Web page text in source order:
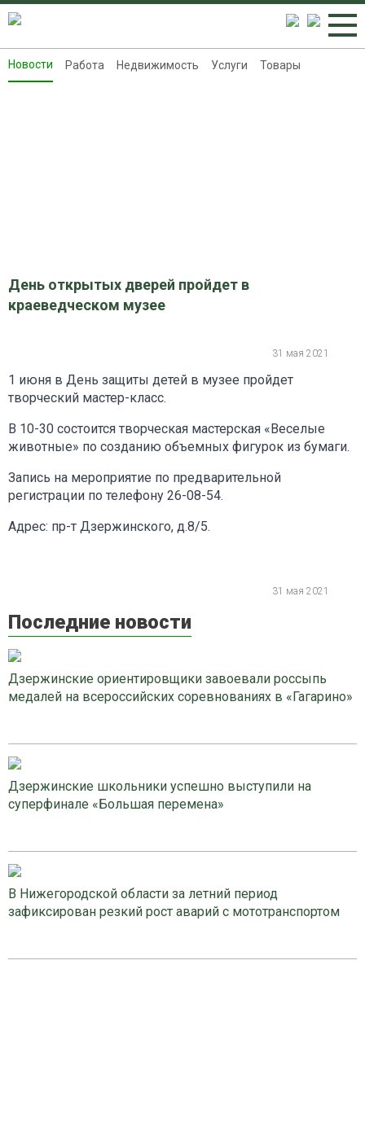
Новости
Новости Работа Недвижимость Услуги Товары
День открытых дверей пройдет в
краеведческом музее
31 мая 2021
1 июня в День защиты детей в музее пройдет
творческий мастер-класс.
В 10-30 состоится творческая мастерская «Веселые
животные» по созданию объемных фигурок из бумаги.
Запись на мероприятие по предварительной
регистрации по телефону 26-08-54.
Адрес: пр-т Дзержинского, д.8/5.
31 мая 2021
Последние новости
Дзержинские ориентировщики завоевали россыпь
медалей на всероссийских соревнованиях в «Гагарино»
Дзержинские школьники успешно выступили на
суперфинале «Большая перемена»
В Нижегородской области за летний период
зафиксирован резкий рост аварий с мототранспортом